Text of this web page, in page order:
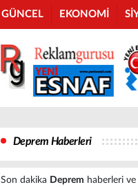
GÜNCEL EKONOMİ
Deprem Haberleri
Son dakika Deprem haberleri